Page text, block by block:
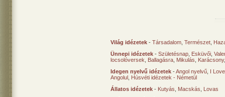
Világ idézetek - Társadalom Természet
Ünnepi idézetek - Születésnap Esküvői
locsolóversek
Ballagásra Mikulás Karácsony
Idegen nyelvű idézetek -Angol nyelvű I
Angolul Húsvéti idézetek - Németül
Állatos idézetek - Kutyás Macskás
Lovas